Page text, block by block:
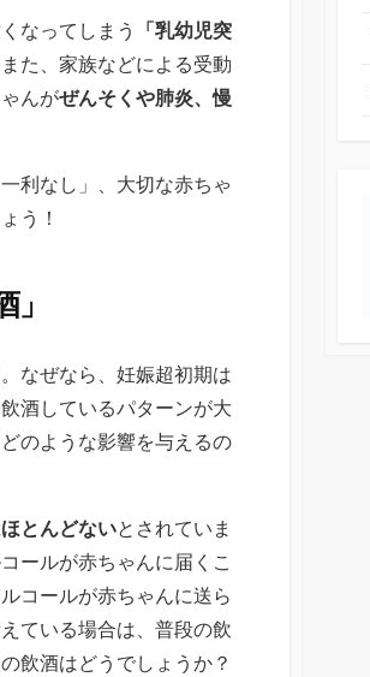
なってしまう
「乳幼児突
た、家族などによる受動
んがぜんそくや肺炎、慢
利なし」、大切な赤ちゃ
う！
なぜなら、妊娠超初期は
酒しているパターンが大
のような影響を与えるの
とんどないとされていま
ールが赤ちゃんに届くこ
コールが赤ちゃんに送ら
ている場合は、普段の飲
飲酒はどうでしょうか？